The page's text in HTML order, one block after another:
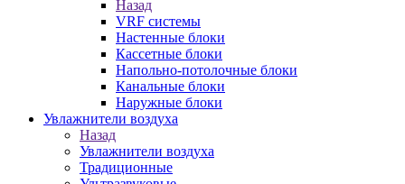
Назад
VRF системы
Настенные блоки
Кассетные блоки
Напольно-потолочные блоки
Канальные блоки
Наружные блоки
Увлажнители воздуха
Назад
Увлажнители воздуха
Традиционные